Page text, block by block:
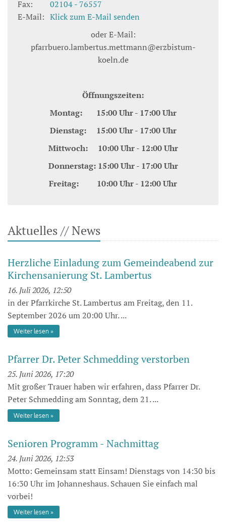
Fax:
02104 - 76557
E-Mail: Klick zum E-Mail senden
oder E-Mail:
pfarrbuero.lambertus.mettmann@erzbistum-
koeln.de
Öffnungszeiten:
Montag: 15:00 Uhr - 17:00 Uhr
Dienstag: 15:00 Uhr - 17:00 Uhr
Mittwoch: 10:00 Uhr - 12:00 Uhr
Donnerstag: 15:00 Uhr - 17:00 Uhr
Freitag: 10:00 Uhr - 12:00 Uhr
Aktuelles // News
Herzliche Einladung zum Gemeindeabend zur
Kirchensanierung St. Lambertus
16. Juli 2026, 12:50
in der Pfarrkirche St. Lambertus am Freitag, den 11.
September 2026 um 20:00 Uhr. ...
Weiter lesen
Pfarrer Dr. Peter Schmedding verstorben
25. Juni 2026, 17:20
Mit großer Trauer haben wir erfahren, dass Pfarrer Dr.
Peter Schmedding am Sonntag, dem 21. ...
Weiter lesen
Senioren Programm - Nachmittag
24. Juni 2026, 12:53
Motto: Gemeinsam statt Einsam! Dienstags von 14:30 bis
16:30 Uhr im Johanneshaus. Schauen Sie einfach mal
vorbei!
Weiter lesen